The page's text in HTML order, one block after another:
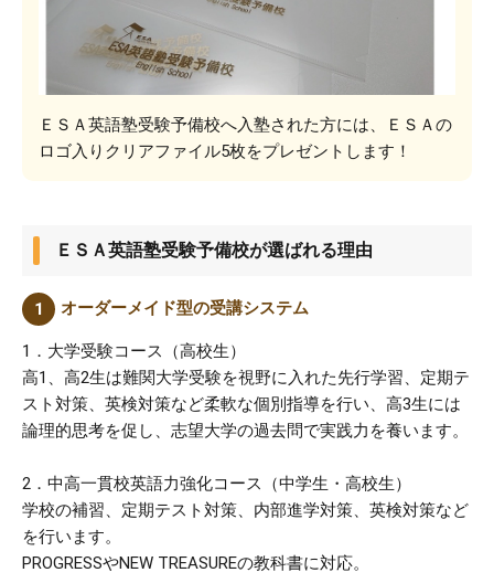
ＥＳＡ英語塾受験予備校へ入塾された方には、ＥＳＡの
ロゴ入りクリアファイル5枚をプレゼントします！
ＥＳＡ英語塾受験予備校が選ばれる理由
オーダーメイド型の受講システム
1．大学受験コース（高校生）
高1、高2生は難関大学受験を視野に入れた先行学習、定期テ
スト対策、英検対策など柔軟な個別指導を行い、高3生には
論理的思考を促し、志望大学の過去問で実践力を養います。
2．中高一貫校英語力強化コース（中学生・高校生）
学校の補習、定期テスト対策、内部進学対策、英検対策など
を行います。
PROGRESSやNEW TREASUREの教科書に対応。